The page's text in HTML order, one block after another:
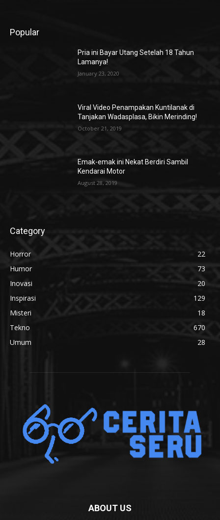
Popular
Pria ini Bayar Utang Setelah 18 Tahun
Lamanya!
January 23, 2020
Viral Video Penampakan Kuntilanak di
Tanjakan Wadasplasa, Bikin Merinding!
October 21, 2019
Emak-emak ini Nekat Berdiri Sambil
Kendarai Motor
August 28, 2019
Category
Horror
22
Humor
73
Inovasi
20
Inspirasi
129
Misteri
18
Tekno
670
Umum
28
ABOUT US